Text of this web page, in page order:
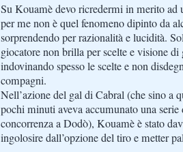
Su Kouamè devo ricredermi in merito ad
per me non è quel fenomeno dipinto da
sorprendendo per razionalità e lucidità.
giocatore non brilla per scelte e visione
indovinando spesso le scelte e non
compagni.
Nell’azione del gal di Cabral (che sino a
pochi minuti aveva accumunato una
concorrenza a Dodò), Kouamè è stato
ingolosire dall’opzione del tiro e metter